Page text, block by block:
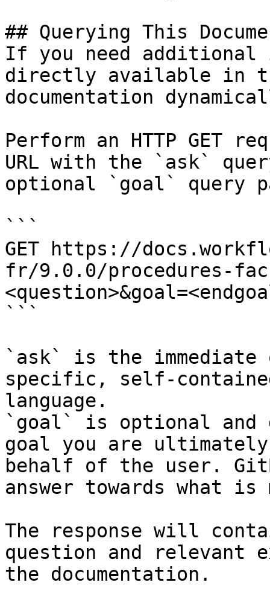
## Querying This
If you need
directly available in
documentation
Perform an HTTP GET
URL with the `ask`
optional `goal` query
```
GET https://
fr/9.0.0/procedures-
```
`ask` is the
specific, self-
language.
`goal` is optional and
goal you are
behalf of the user.
answer towards what
The response will
question and relevant
the documentation.